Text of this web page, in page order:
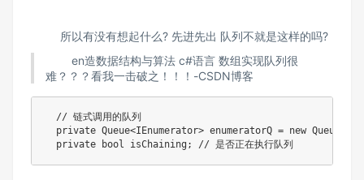
所以有没有想起什么? 先进先出 队列不就是这样的吗?
en造数据结构与算法 c#语言 数组实现队列很
难？？？看我一击破之！！！-CSDN博客
  // 链式调用的队列
private Queue<IEnumerator> enumeratorQ = new
  private bool isChaining; // 是否正在执行队列